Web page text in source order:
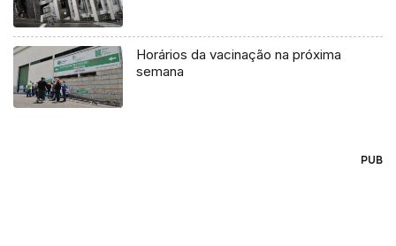
Horários da vacinação na próxima
semana
PUB